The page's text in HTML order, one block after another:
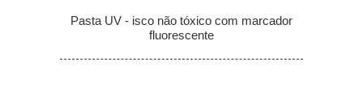
Pasta UV - isco não tóxico com marcador
fluorescente